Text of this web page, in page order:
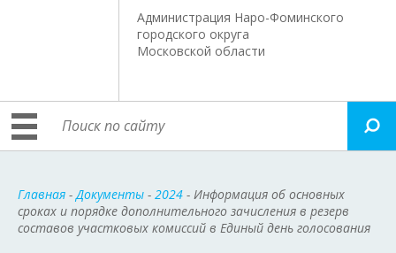
Администрация Наро-Фоминского
городского округа
Московской области
Главная -Документы - 2024 - Информация об основных
сроках и порядке дополнительного зачисления в резерв
составов участковых комиссий в Единый день голосования